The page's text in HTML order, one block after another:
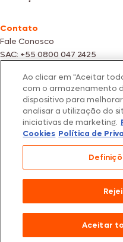
Contato
Fale Conosco
SAC: +55 0800 047 2425
Fotos meramente ilustrativas |
estoques dos nossos parceiros |
de dados.
Os preços, promoções e
exclusivamente para compras
Todos os produtos estão
São Paulo/SP – CEP 05.118-100
© 2026 Seara. Todos os direitos
Ao clicar em "Aceitar
com o armazenamento
dispositivo para
analisar a utilização do
iniciativas de marketing.
Cookies Política de
Aceitar